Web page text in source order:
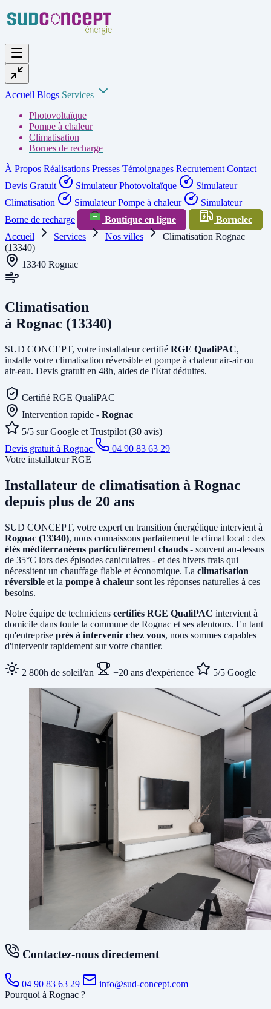
Accueil Blogs Services
Photovoltaïque
Pompe à chaleur
Climatisation
Bornes de recharge
À Propos Réalisations Presses Témoignages Recrutement Contact
Devis Gratuit
Simulateur Photovoltaïque
Simulateur
Climatisation
Simulateur Pompe à chaleur
Simulateur
Borne de recharge
Boutique en ligne
Bornelec
Accueil
Services Nos villes
Climatisation Rognac
(13340)
13340 Rognac
Climatisation
à Rognac (13340)
SUD CONCEPT, votre installateur certifié RGE QualiPAC,
installe votre climatisation réversible et pompe à chaleur air-air ou
air-eau. Devis gratuit en 48h, aides de l'État déduites.
Certifié RGE QualiPAC
Intervention rapide - Rognac
5/5 sur Google et Trustpilot (30 avis)
Devis gratuit à Rognac
04 90 83 63 29
Votre installateur RGE
Installateur de climatisation à Rognac
depuis plus de 20 ans
SUD CONCEPT, votre expert en transition énergétique intervient à
Rognac (13340), nous connaissons parfaitement le climat local : des
étés méditerranéens particulièrement chauds - souvent au-dessus
de 35°C lors des épisodes caniculaires - et des hivers frais qui
nécessitent un chauffage fiable et économique. La climatisation
réversible et la pompe à chaleur sont les réponses naturelles à ces
besoins.
Notre équipe de techniciens certifiés RGE QualiPAC intervient à
domicile dans toute la commune de Rognac et ses alentours. En tant
qu'entreprise près à intervenir chez vous, nous sommes capables
d'intervenir rapidement sur votre chantier.
2 800h de soleil/an +20 ans d'expérience 5/5 Google
Contactez-nous directement
04 90 83 63 29
info@sud-concept.com
Pourquoi à Rognac ?